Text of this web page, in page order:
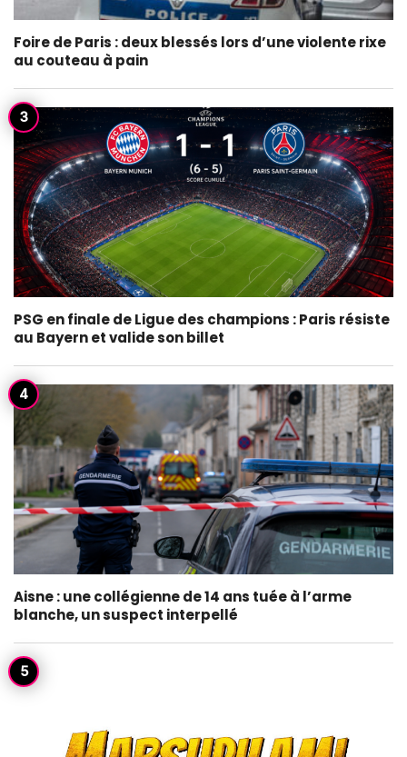
Foire de Paris : deux blessés lors d’une violente rixe
au couteau à pain
PSG en finale de Ligue des champions : Paris résiste
au Bayern et valide son billet
Aisne : une collégienne de 14 ans tuée à l’arme
blanche, un suspect interpellé